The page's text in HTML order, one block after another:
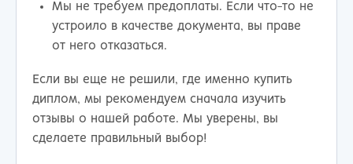
Мы не требуем предоплаты. Если что-то не
устроило в качестве документа, вы праве
от него отказаться.
Если вы еще не решили, где именно купить
диплом, мы рекомендуем сначала изучить
отзывы о нашей работе. Мы уверены, вы
сделаете правильный выбор!